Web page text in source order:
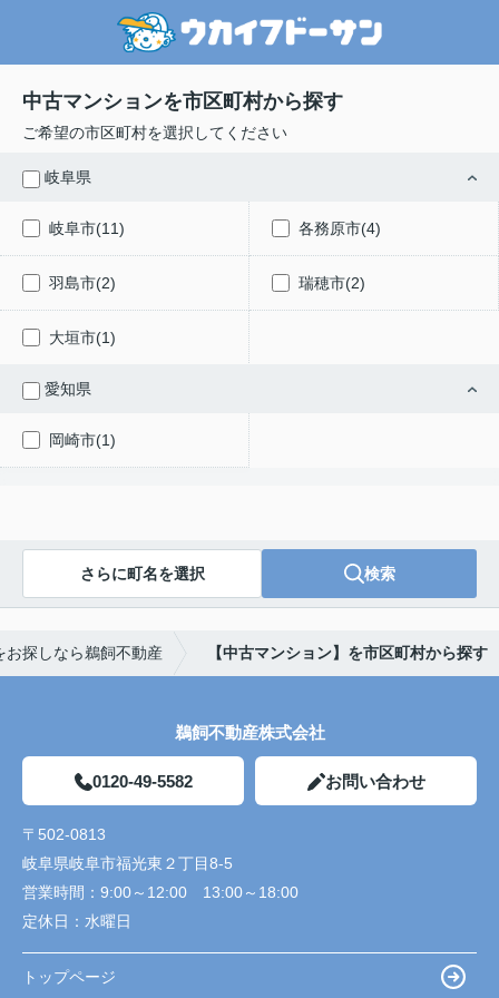
中古マンションを市区町村から探す
ご希望の市区町村を選択してください
岐阜県
岐阜市(11) 各務原市(4)
羽島市(2) 瑞穂市(2)
大垣市(1)
愛知県
岡崎市(1)
さらに町名を選択 検索
お探しなら鵜飼不動産 【中古マンション】を市区町村から探す
鵜飼不動産株式会社
0120-49-5582 お問い合わせ
〒502-0813
岐阜県岐阜市福光東２丁目8-5
営業時間： 9:00～12:00 13:00～18:00
定休日： 水曜日
トップページ